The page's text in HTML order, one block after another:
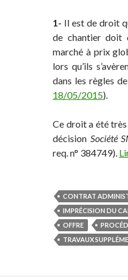
1- Il est de droit
de chantier doit
marché à prix
lors qu’ils
dans les règles
18/05/2015).
Ce droit a été
décision Société
req. n° 384749).
CONTRAT
IMPRÉCISION DU
OFFRE
TRAVAUX